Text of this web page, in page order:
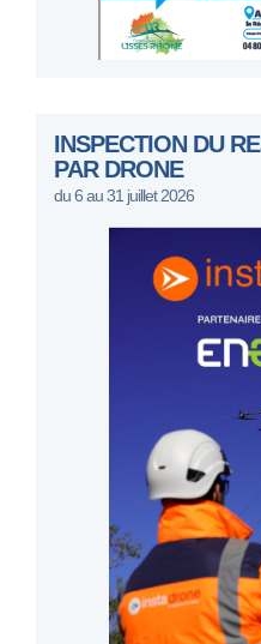
INSPECTION DU
PAR DRONE
du 6 au 31 juillet 2026